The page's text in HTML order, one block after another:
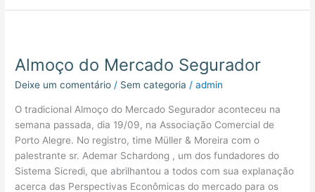
Almoço do Mercado Segurador
Deixe um comentário / Sem categoria /admin
O tradicional Almoço do Mercado Segurador aconteceu na
semana passada, dia 19/09, na Associação Comercial de
Porto Alegre. No registro, time Müller & Moreira com o
palestrante sr. Ademar Schardong , um dos fundadores do
Sistema Sicredi, que abrilhantou a todos com sua explanação
acerca das Perspectivas Econômicas do mercado para os
Mercado
Segurador